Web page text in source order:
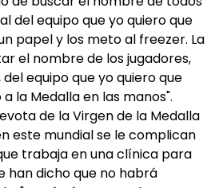
del equipo que yo quiero que
papel y los meto al freezer. La
el nombre de los jugadores,
equipo que yo quiero que
la Medalla en las manos".
de la Virgen de la Medalla
este mundial se le complican
trabaja en una clínica para
han dicho que no habrá